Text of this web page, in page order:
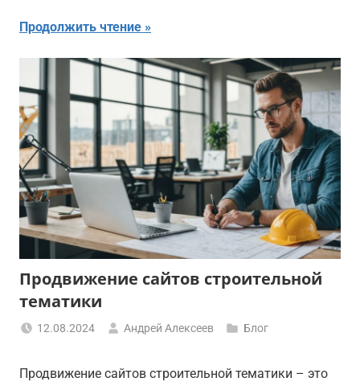
Продолжить чтение
Продвижение сайтов строительной
тематики
12.08.2024 Андрей Алексеев Блог
Продвижение сайтов строительной тематики – это